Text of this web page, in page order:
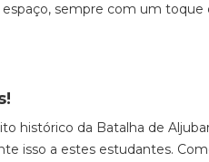
sempre com um toque
histórico da Batalha de
isso a estes estudantes.